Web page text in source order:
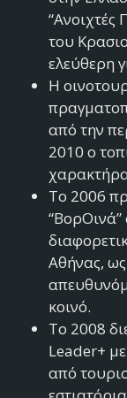
“Ανοιχτές
του
ελεύθερη
Η
από την
2010 ο
Το 2006
Αθήνας,
κοινό.
Το 2008
Leader+
από